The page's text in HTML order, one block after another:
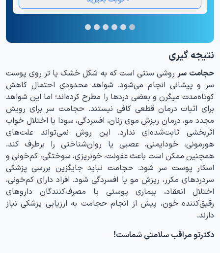
نتیجه گیری
حجامت سر روشی سنتی است که به شکل خشک یا تر روی پوست
سر و پیشانی انجام می‌شود. شواهد محدودی احتمال کاهش
کوتاه‌مدت میگرن و بعضی دردها را مطرح کرده‌اند؛ اما این شواهد
برای اثبات درمان قطعی کافی نیستند. حجامت سر برای رویش
مجدد مو، درمان ریزش موی زنان، افسردگی، سودا یا اختلال خواب
اثربخشی ثابت‌شده‌ای ندارد. این روش نمی‌تواند علت‌های
هورمونی، خودایمنی، عصبی یا روان‌شناختی را برطرف کند.
همچنین ممکن است باعث عفونت، خونریزی، سوختگی، کم‌خونی و
اسکار پوست سر شود. حجامت نباید جایگزین بررسی پزشکی
سردردهای مکرر، ریزش مو یا افسردگی شود. افراد دارای کم‌خونی،
اختلال انعقاد، بیماری پوستی یا مصرف‌کنندگان داروهای
رقیق‌کننده خون، پیش از انجام حجامت به ارزیابی پزشکی نیاز
دارند.
دکترتو مراقب سلامتی شماست!